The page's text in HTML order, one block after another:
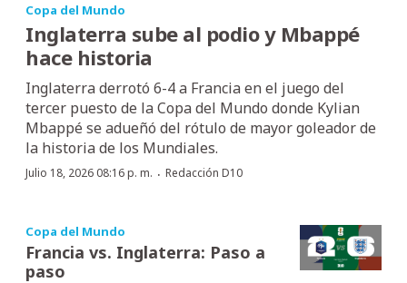
Copa del Mundo
Inglaterra sube al podio y Mbappé
hace historia
Inglaterra derrotó 6-4 a Francia en el juego del
tercer puesto de la Copa del Mundo donde Kylian
Mbappé se adueñó del rótulo de mayor goleador de
la historia de los Mundiales.
Julio 18, 2026 08:16 p. m. · Redacción D10
Copa del Mundo
Francia vs. Inglaterra: Paso a
paso